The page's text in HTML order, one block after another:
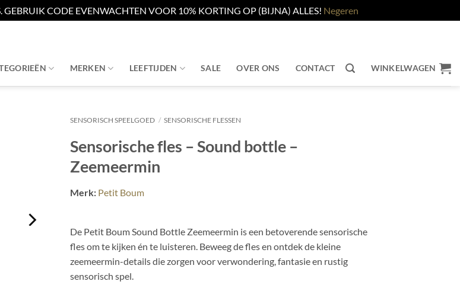
CODE EVENWACHTEN VOOR 10% KORTING OP (BIJNA) ALLES! Negeren
MERKEN LEEFTIJDEN SALE OVER ONS CONTACT WINKELWAGEN
SENSORISCH SPEELGOED / SENSORISCHE FLESSEN
Sensorische fles – Sound bottle –
Zeemeermin
Merk: Petit Boum
De Petit Boum Sound Bottle Zeemeermin is een betoverende sensorische
fles om te kijken én te luisteren. Beweeg de fles en ontdek de kleine
zeemeermin-details die zorgen voor verwondering, fantasie en rustig
sensorisch spel.